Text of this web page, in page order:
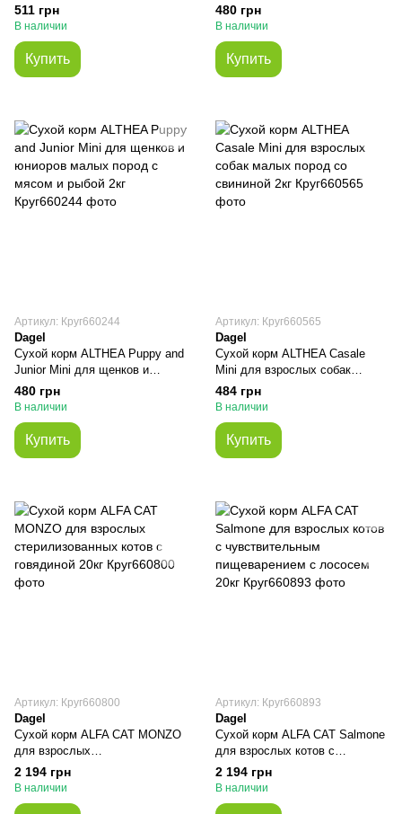
пород с лососем 2кг
511 грн
В наличии
Купить
малых пород с ягненком 2кг
480 грн
В наличии
Купить
Артикул: Круг660244
Dagel
Сухой корм ALTHEA Puppy and
Junior Mini для щенков и
юниоров малых пород с мясом
и рыбой 2кг
480 грн
В наличии
Купить
Артикул: Круг660565
Dagel
Сухой корм ALTHEA Casale
Mini для взрослых собак
малых пород со свининой 2кг
484 грн
В наличии
Купить
Артикул: Круг660800
Dagel
Сухой корм ALFA CAT MONZO
для взрослых
стерилизованных котов с
говядиной 20кг
2 194 грн
В наличии
Артикул: Круг660893
Dagel
Сухой корм ALFA CAT Salmone
для взрослых котов с
чувствительным
пищеварением с лососем 20кг
2 194 грн
В наличии